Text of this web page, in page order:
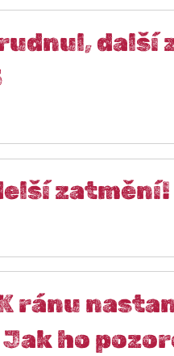
další
zatmění!
ránu
ho